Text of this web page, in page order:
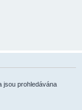
jsou prohledávána